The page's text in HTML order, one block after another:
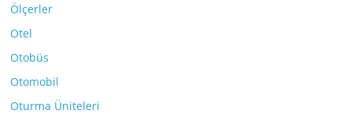
Ölçerler
Otel
Otobüs
Otomobil
Oturma Üniteleri